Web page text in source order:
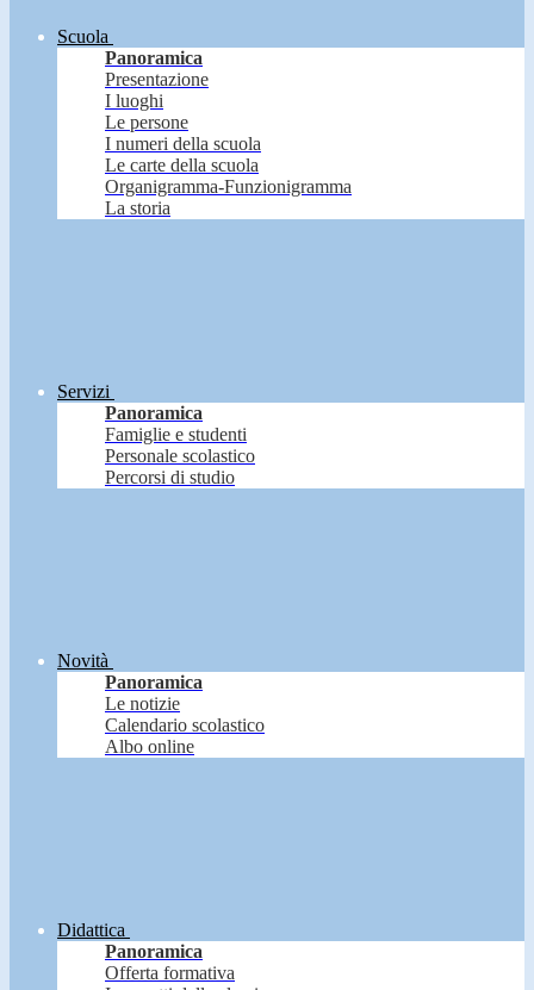
Scuola
Panoramica
Presentazione
I luoghi
Le persone
I numeri della scuola
Le carte della scuola
Organigramma-Funzionigramma
La storia
Servizi
Panoramica
Famiglie e studenti
Personale scolastico
Percorsi di studio
Novità
Panoramica
Le notizie
Calendario scolastico
Albo online
Didattica
Panoramica
Offerta formativa